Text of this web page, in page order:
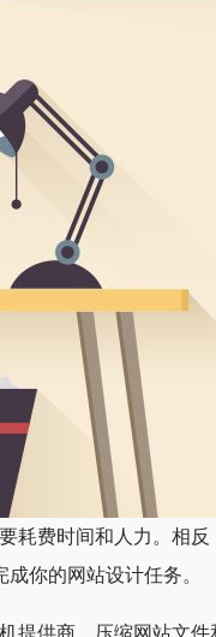
耗费时间和人力。相
你的网站设计任务。
提供商、压缩网站文